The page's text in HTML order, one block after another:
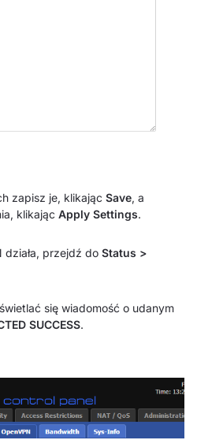
zapisz je, klikając Save, a
klikając Apply Settings.
działa, przejdź do Status >
się wiadomość o udanym
SUCCESS.